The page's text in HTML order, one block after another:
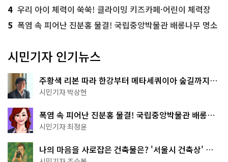
4 우리 아이 체력이 쑥쑥! 클라이밍 키즈카페·어린이 체력장
5 폭염 속 피어난 진분홍 물결! 국립중앙박물관 배롱나무 명소
시민기자 인기뉴스
주황색 리본 따라 한강부터 메타세쿼이아 숲길까지…
서울둘레길 15코스
시민기자 박상현
폭염 속 피어난 진분홍 물결! 국립중앙박물관 배롱나
무 명소
시민기자 최정윤
나의 마음을 사로잡은 건축물은? '서울시 건축상' 수
상작 공개!